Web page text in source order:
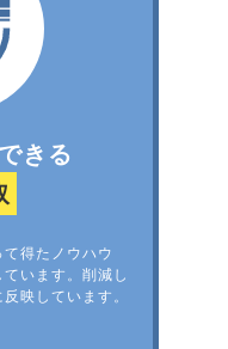
きる
得たノウハウ
います。削減し
映しています。